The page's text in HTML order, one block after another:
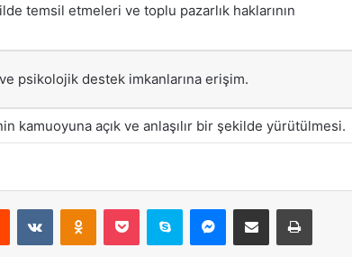
temsil etmeleri ve toplu pazarlık haklarının
psikolojik destek imkanlarına erişim.
kamuoyuna açık ve anlaşılır bir şekilde yürütülmesi.
Reddit VKontakteOdnoklassniki
Pocket Skype Messenger
E-Posta ile paylaş Yazdır